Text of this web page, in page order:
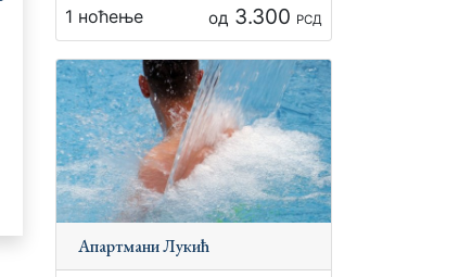
1 ноћење од 3.300 РСД
Апартмани Лукић